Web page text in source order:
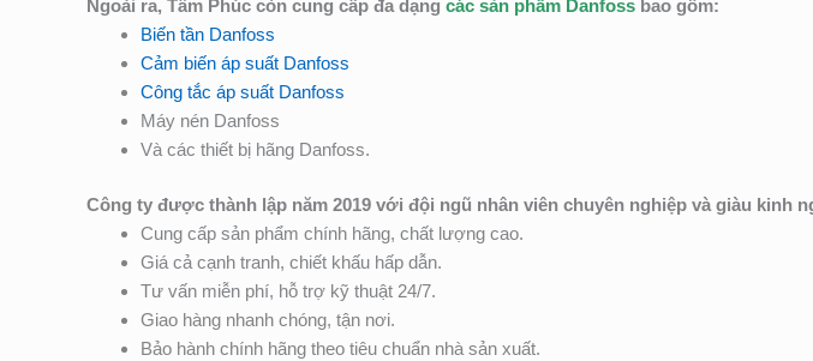
Ngoài ra, Tâm Phúc còn cung cấp đa dạng các sản phẩm Danfoss bao gồm:
Biến tần Danfoss
Cảm biến áp suất Danfoss
Công tắc áp suất Danfoss
Máy nén Danfoss
Và các thiết bị hãng Danfoss.
Công ty được thành lập năm 2019 với đội ngũ nhân viên chuyên nghiệp và giàu kinh
Cung cấp sản phẩm chính hãng, chất lượng cao.
Giá cả cạnh tranh, chiết khấu hấp dẫn.
Tư vấn miễn phí, hỗ trợ kỹ thuật 24/7.
Giao hàng nhanh chóng, tận nơi.
Bảo hành chính hãng theo tiêu chuẩn nhà sản xuất.